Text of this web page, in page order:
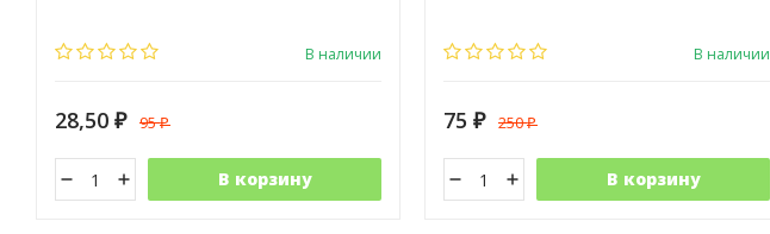
В наличии
28,50 ₽ 95₽
В корзину
В наличии
75 ₽ 250₽
В корзину